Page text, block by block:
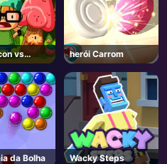
vs
herói Carrom
da Bolha Wacky Steps